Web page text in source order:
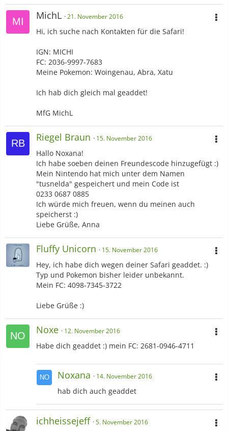
MichL 21. November 2016
Hi, ich suche nach Kontakten für die Safari!
IGN: MICHI
FC: 2036-9997-7683
Meine Pokemon: Woingenau, Abra, Xatu
Ich hab dich gleich mal geaddet!
MfG MichL
Riegel Braun 15. November 2016
Hallo Noxana!
Ich habe soeben deinen Freundescode hinzugefügt :)
Mein Nintendo hat mich unter dem Namen
"tusnelda" gespeichert und mein Code ist
0233 0687 0885
Ich würde mich freuen, wenn du meinen auch
speicherst :)
Liebe Grüße, Anna
Fluffy Unicorn 15. November 2016
Hey, ich habe dich wegen deiner Safari geaddet. :)
Typ und Pokemon bisher leider unbekannt.
Mein FC: 4098-7345-3722
Liebe Grüße :)
Noxe 12. November 2016
Habe dich geaddet :) mein FC: 2681-0946-4711
Noxana 14. November 2016
hab dich auch geaddet
ichheissejeff 5. November 2016